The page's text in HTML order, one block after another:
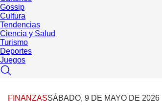
Gossip
Cultura
Tendencias
Ciencia y Salud
Turismo
Deportes
Juegos
FINANZASSÁBADO, 9 DE MAYO DE 2026